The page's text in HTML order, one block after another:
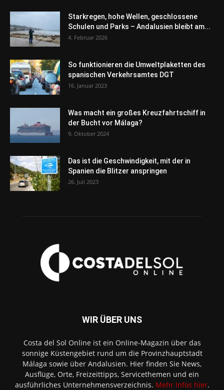
Starkregen, hohe Wellen, geschlossene
Schulen und Parks – Andalusien bleibt am...
4. Februar 2026
So funktionieren die Umweltplaketten des
spanischen Verkehrsamtes DGT
16. Januar 2023
Was macht ein großes Kreuzfahrtschiff in
der Bucht vor Málaga?
9. Oktober 2024
Das ist die Geschwindigkeit, mit der in
Spanien die Blitzer anspringen
26. Juli 2023
WIR ÜBER UNS
Costa del Sol Online ist ein Online-Magazin über das
sonnige Küstengebiet rund um die Provinzhauptstadt
Málaga sowie über Andalusien. Hier finden Sie News,
Ausflüge, Orte, Freizeittipps, Servicethemen und ein
ausführliches Unternehmensverzeichnis. Mehr Infos hier.